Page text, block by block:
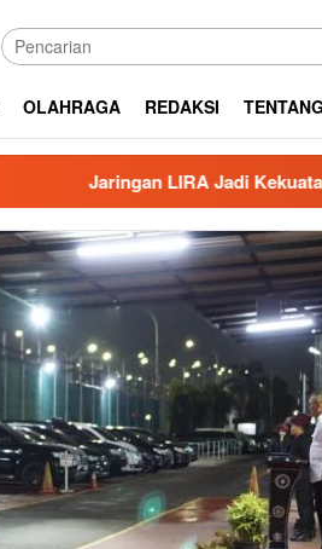
OLAHRAGA REDAKSI
Jaringan LIRA Jadi Kekuatan Baru,